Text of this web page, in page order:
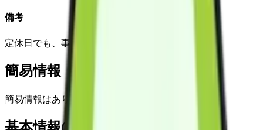
備考
定休日でも、事前にご連絡頂ければ対応可能です。
簡易情報
簡易情報はありません